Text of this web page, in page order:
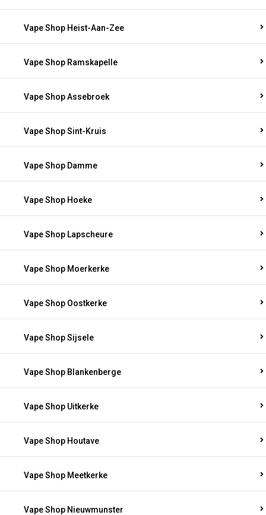
Vape Shop Heist-Aan-Zee
Vape Shop Ramskapelle
Vape Shop Assebroek
Vape Shop Sint-Kruis
Vape Shop Damme
Vape Shop Hoeke
Vape Shop Lapscheure
Vape Shop Moerkerke
Vape Shop Oostkerke
Vape Shop Sijsele
Vape Shop Blankenberge
Vape Shop Uitkerke
Vape Shop Houtave
Vape Shop Meetkerke
Vape Shop Nieuwmunster